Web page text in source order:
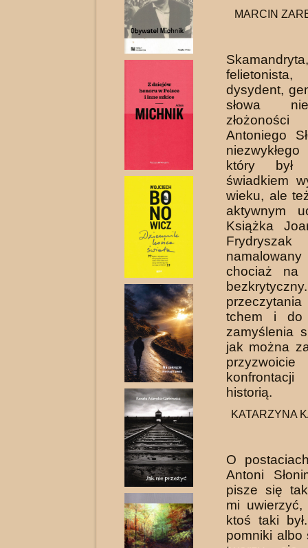
MARCIN
dysydent,
słowa
Antoniego
który
świadkiem
wieku, ale
aktywnym
Książka
chociaż na
tchem i do
zamyślenia
jak można
historią.
KATARZYNA
O
Antoni
pisze się
mi
ktoś taki
pomniki albo